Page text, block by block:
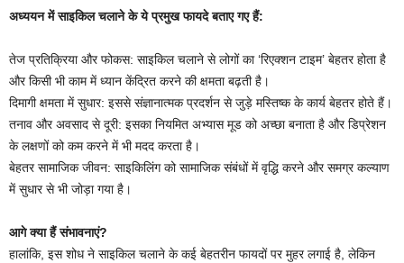
अध्ययन में साइकिल चलाने के ये प्रमुख फायदे बताए गए हैं:
तेज प्रतिक्रिया और फोकस: साइकिल चलाने से लोगों का ‘रिएक्शन टाइम’ बेहतर होता है
और किसी भी काम में ध्यान केंद्रित करने की क्षमता बढ़ती है।
दिमागी क्षमता में सुधार: इससे संज्ञानात्मक प्रदर्शन से जुड़े मस्तिष्क के कार्य बेहतर होते हैं।
तनाव और अवसाद से दूरी: इसका नियमित अभ्यास मूड को अच्छा बनाता है और डिप्रेशन
के लक्षणों को कम करने में भी मदद करता है।
बेहतर सामाजिक जीवन: साइकिलिंग को सामाजिक संबंधों में वृद्धि करने और समग्र कल्याण
में सुधार से भी जोड़ा गया है।
आगे क्या हैं संभावनाएं?
हालांकि, इस शोध ने साइकिल चलाने के कई बेहतरीन फायदों पर मुहर लगाई है, लेकिन